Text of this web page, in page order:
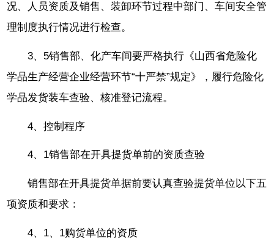
况、人员资质及销售、装卸环节过程中部门、车间安全管
理制度执行情况进行检查。
3、5销售部、化产车间要严格执行《山西省危险化
学品生产经营企业经营环节“十严禁”规定》，履行危险化
学品发货装车查验、核准登记流程。
4、控制程序
4、1销售部在开具提货单前的资质查验
销售部在开具提货单据前要认真查验提货单位以下五
项资质和要求：
4、1、1购货单位的资质